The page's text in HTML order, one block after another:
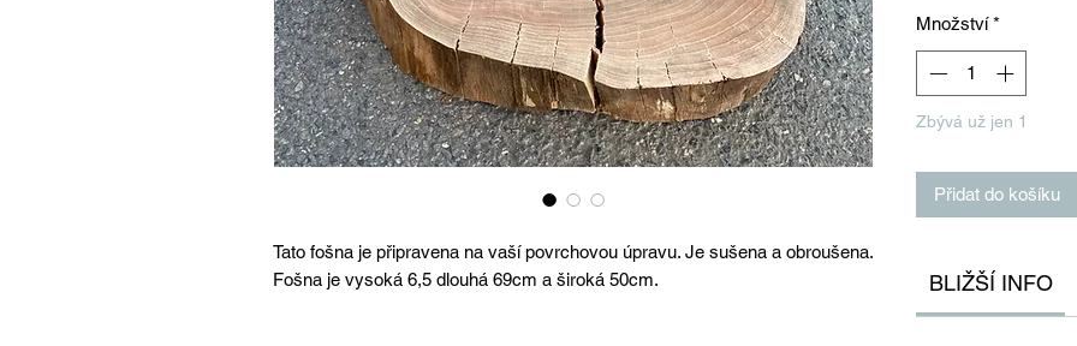
Tato fošna je připravena na vaší povrchovou úpravu. Je sušena a obroušena.
Fošna je vysoká 6,5 dlouhá 69cm a široká 50cm.
Množství *
Zbývá už jen 1
Přidat do košíku
BLIŽŠÍ INFO